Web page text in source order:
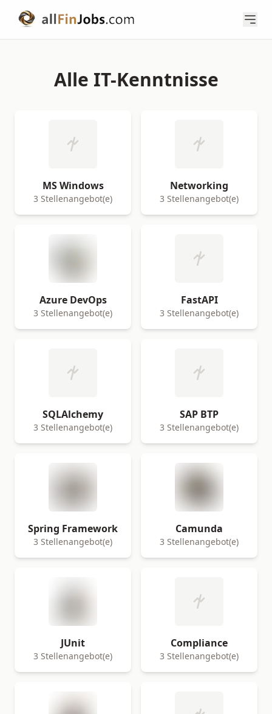
Alle IT-Kenntnisse
MS Windows
3 Stellenangebot(e)
Networking
3 Stellenangebot(e)
Azure DevOps
3 Stellenangebot(e)
FastAPI
3 Stellenangebot(e)
SQLAlchemy
3 Stellenangebot(e)
SAP BTP
3 Stellenangebot(e)
Spring Framework
3 Stellenangebot(e)
Camunda
3 Stellenangebot(e)
JUnit
3 Stellenangebot(e)
Compliance
3 Stellenangebot(e)